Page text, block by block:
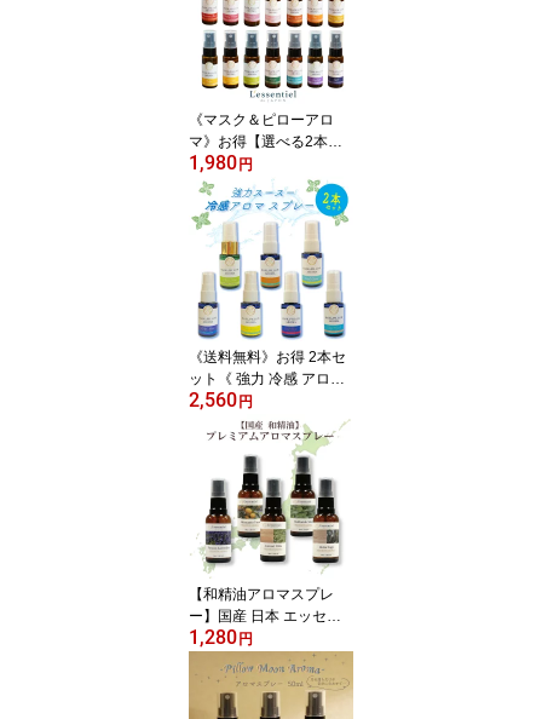
《マスク＆ピローアロ
マ》お得【選べる2本セ
ット】 マスクスプレー M
ASK PILLOW AROMA レ
ソンシエル ジャポン ピ
ロー アロマ 消臭 静菌
1,980円
《送料無料》お得 2本セ
ット《 強力 冷感 アロマ
スプレー 》20ml 天然薄
荷 シリーズ 全7種 ｜ ハ
ーブ 清涼感 爽快 マスク
選べる ペパーミント 涼
しい 気分転換 花粉 アロ
マ 夏 リフレッシュ クー
ルダウン ハッカ ひんや
り ギフト プレゼント シ
ェア 受験 勉強 集中
2,560円
【和精油アロマスプレ
ー】国産 日本 エッセン
シャルオイル マスクスプ
レー 北海道 青森 秋田 高
知 ハーブ ルームフレッ
シュナー 柚子 杉 ラベン
1,280円